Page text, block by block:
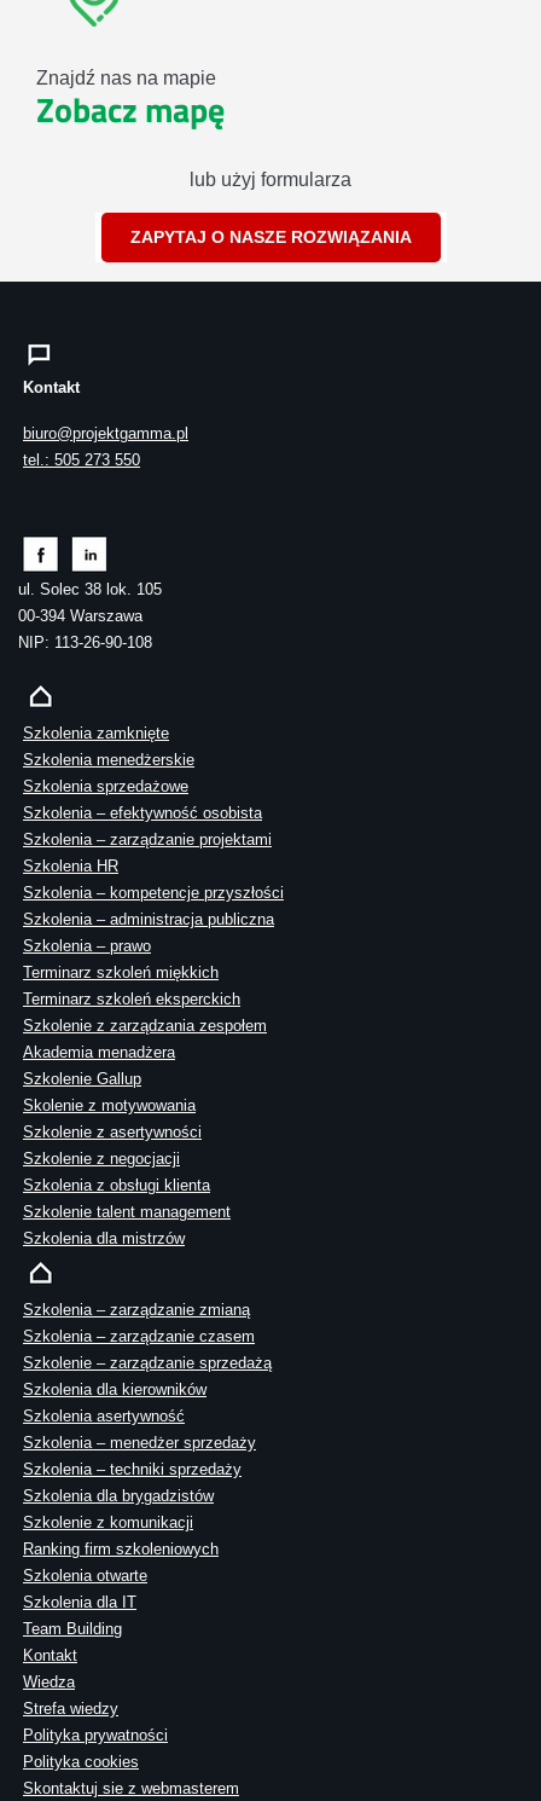
Znajdź nas na mapie
Zobacz mapę
lub użyj formularza
ZAPYTAJ O NASZE ROZWIĄZANIA
Kontakt
biuro@projektgamma.pl
tel.: 505 273 550
ul. Solec 38 lok. 105
00-394 Warszawa
NIP: 113-26-90-108
Szkolenia zamknięte
Szkolenia menedżerskie
Szkolenia sprzedażowe
Szkolenia – efektywność osobista
Szkolenia – zarządzanie projektami
Szkolenia HR
Szkolenia – kompetencje przyszłości
Szkolenia – administracja publiczna
Szkolenia – prawo
Terminarz szkoleń miękkich
Terminarz szkoleń eksperckich
Szkolenie z zarządzania zespołem
Akademia menadżera
Szkolenie Gallup
Skolenie z motywowania
Szkolenie z asertywności
Szkolenie z negocjacji
Szkolenia z obsługi klienta
Szkolenie talent management
Szkolenia dla mistrzów
Szkolenia – zarządzanie zmianą
Szkolenia – zarządzanie czasem
Szkolenie – zarządzanie sprzedażą
Szkolenia dla kierowników
Szkolenia asertywność
Szkolenia – menedżer sprzedaży
Szkolenia – techniki sprzedaży
Szkolenia dla brygadzistów
Szkolenie z komunikacji
Ranking firm szkoleniowych
Szkolenia otwarte
Szkolenia dla IT
Team Building
Kontakt
Wiedza
Strefa wiedzy
Polityka prywatności
Polityka cookies
Skontaktuj sie z webmasterem